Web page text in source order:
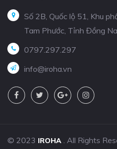
Số 2B, Quốc lộ 51, Khu
Tam Phước, Tỉnh Đồng
0797.297.297
info@iroha.vn
© 2023 IROHA . All Rights